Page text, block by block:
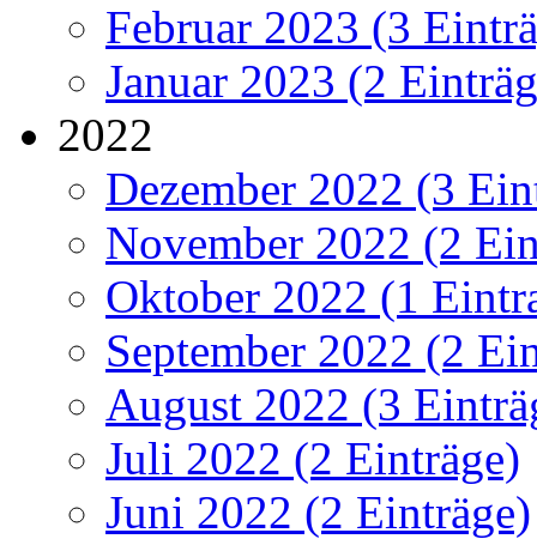
Februar 2023 (3
Januar 2023 (2
2022
Dezember 2022 (3
November 2022 (2
Oktober 2022 (1
September 2022 (2
August 2022 (3
Juli 2022 (2 Einträge)
Juni 2022 (2 Einträge)